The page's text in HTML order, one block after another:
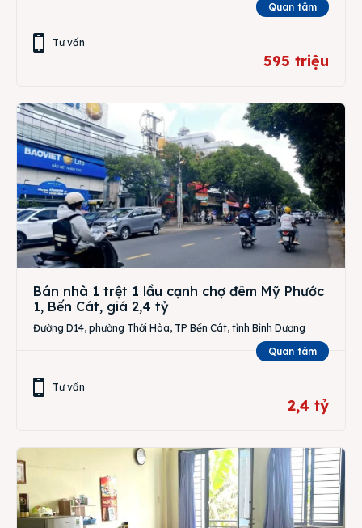
Quan tâm
Tư vấn
595 triệu
Bán nhà 1 trệt 1 lầu cạnh chợ đêm Mỹ Phước
1, Bến Cát, giá 2,4 tỷ
Đường D14, phường Thới Hòa, TP Bến Cát, tỉnh Bình Dương
Quan tâm
Tư vấn
2,4 tỷ